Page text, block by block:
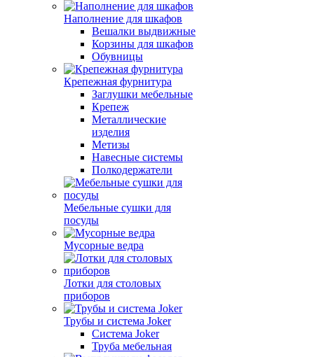
Наполнение для шкафов
Вешалки выдвижные
Корзины для шкафов
Обувницы
Крепежная фурнитура
Заглушки мебельные
Крепеж
Металлические
изделия
Метизы
Навесные системы
Полкодержатели
Мебельные сушки для
посуды
Мусорные ведра
Лотки для столовых
приборов
Трубы и система Joker
Система Joker
Труба мебельная